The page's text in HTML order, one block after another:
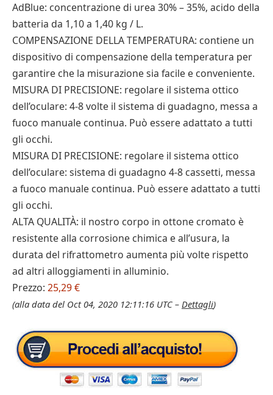
AdBlue: concentrazione di urea 30% – 35%, acido della
batteria da 1,10 a 1,40 kg / L.
COMPENSAZIONE DELLA TEMPERATURA: contiene un
dispositivo di compensazione della temperatura per
garantire che la misurazione sia facile e conveniente.
MISURA DI PRECISIONE: regolare il sistema ottico
dell’oculare: 4-8 volte il sistema di guadagno, messa a
fuoco manuale continua. Può essere adattato a tutti
gli occhi.
MISURA DI PRECISIONE: regolare il sistema ottico
dell’oculare: sistema di guadagno 4-8 cassetti, messa
a fuoco manuale continua. Può essere adattato a tutti
gli occhi.
ALTA QUALITÀ: il nostro corpo in ottone cromato è
resistente alla corrosione chimica e all’usura, la
durata del rifrattometro aumenta più volte rispetto
ad altri alloggiamenti in alluminio.
Prezzo: 25,29 €
(alla data del Oct 04, 2020 12:11:16 UTC – Dettagli)